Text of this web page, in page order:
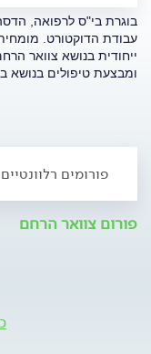
בוגרת בי"ס לרפואה,
עבודת הדוקטורט. מומחית
ייחודית בנושא צוואר
ומבצעת טיפולים בנושא
פורומים רלוונטיים
פורום צוואר הרחם